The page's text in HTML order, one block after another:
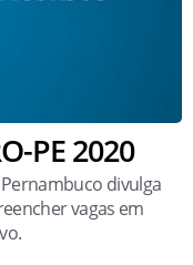
PE 2020
divulga
vagas em